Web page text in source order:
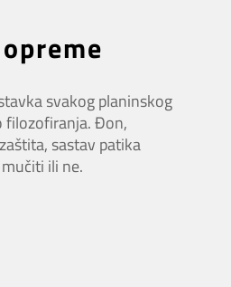
svakog planinskog
filozofiranja. Đon,
sastav patika
ili ne.